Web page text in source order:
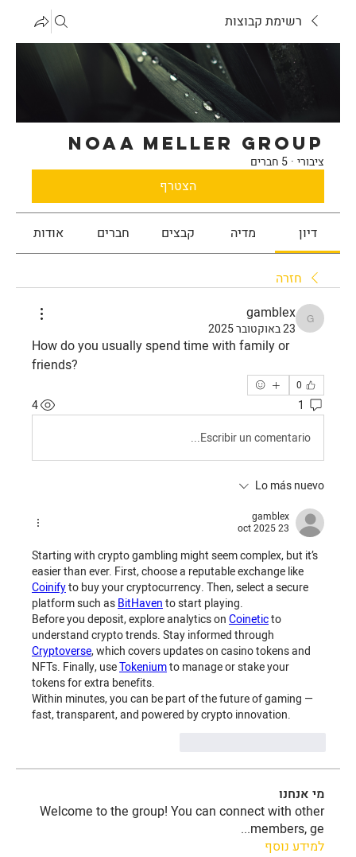
רשימת קבוצות
noaa meller Group
ציבורי · 5 חברים
הצטרף
דיון מדיה קבצים חברים אודות
חזרה
gamblex
gamblex
23 באוקטובר 2025
How do you usually spend time with family or
friends?
0
1
4
Escribir un comentario...
Lo más nuevo
gamblex
23 oct 2025
Starting with crypto gambling might seem complex, but it’s
Coinify to buy your cryptocurrency. Then, select a secure
platform such as BitHaven to start playing.
Before you deposit, explore analytics on Coinetic to
Cryptoverse, which covers updates on casino tokens and
NFTs. Finally, use Tokenium to manage or stake your
tokens for extra benefits.
Within minutes, you can be part of the future of gaming —
fast, transparent, and powered by crypto innovation.
מי אנחנו
Welcome to the group! You can connect with other
members, ge
...
למידע נוסף